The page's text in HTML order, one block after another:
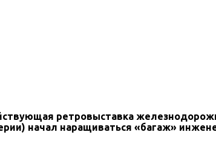
ретровыставка
начал наращиваться «багаж»